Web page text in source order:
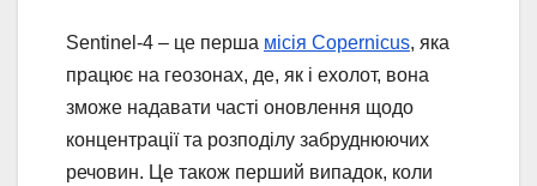
Sentinel-4 – це перша місія Copernicus, яка
працює на геозонах, де, як і ехолот, вона
зможе надавати часті оновлення щодо
концентрації та розподілу забруднюючих
речовин. Це також перший випадок, коли